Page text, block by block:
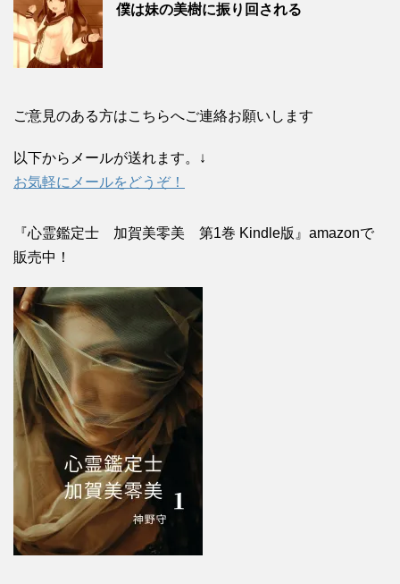
僕は妹の美樹に振り回される
ご意見のある方はこちらへご連絡お願いします
以下からメールが送れます。↓
お気軽にメールをどうぞ！
『心霊鑑定士 加賀美零美 第1巻 Kindle版』amazonで
販売中！